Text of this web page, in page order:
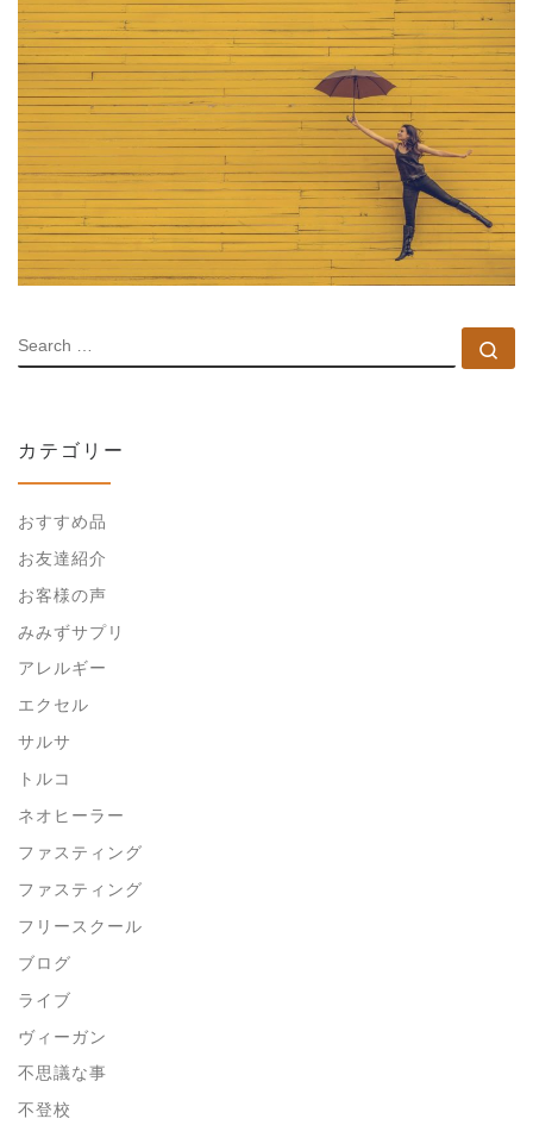
SEARCH
カテゴリー
おすすめ品
お友達紹介
お客様の声
みみずサプリ
アレルギー
エクセル
サルサ
トルコ
ネオヒーラー
ファスティング
ファスティング
フリースクール
ブログ
ライブ
ヴィーガン
不思議な事
不登校